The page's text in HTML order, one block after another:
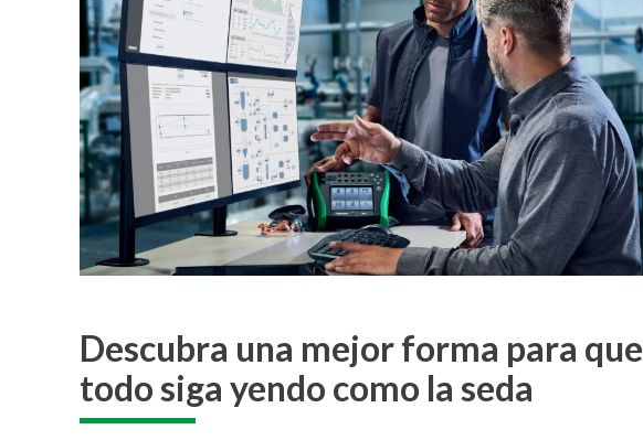
Descubra una mejor forma para que
todo siga yendo como la seda